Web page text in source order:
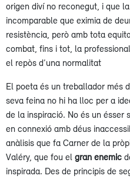
origen diví no reconegut, i que
incomparable que eximia de
resistència, però amb tota
combat, fins i tot, la
el repòs d’una normalitat
El poeta és un treballador més
seva feina no hi ha lloc per a
de la inspiració. No és un ésser
en connexió amb déus
anàlisis que fa Carner de la
Valéry, que fou el gran enemic
inspirada. Des de principis de